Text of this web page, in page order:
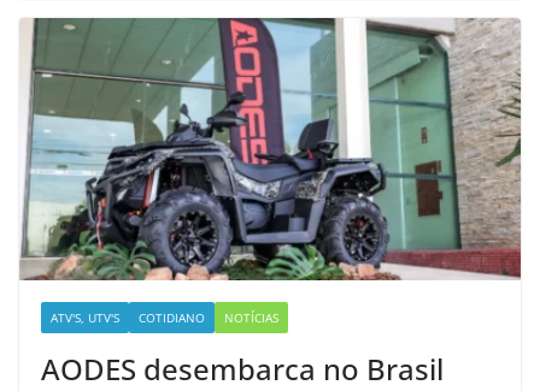
ATV'S, UTV'S COTIDIANO NOTÍCIAS
AODES desembarca no Brasil